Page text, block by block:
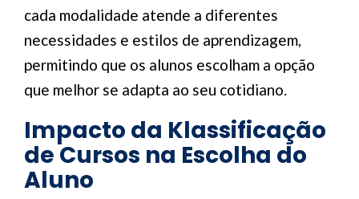
cada modalidade atende a diferentes
necessidades e estilos de aprendizagem,
permitindo que os alunos escolham a opção
que melhor se adapta ao seu cotidiano.
Impacto da Klassificação
de Cursos na Escolha do
Aluno